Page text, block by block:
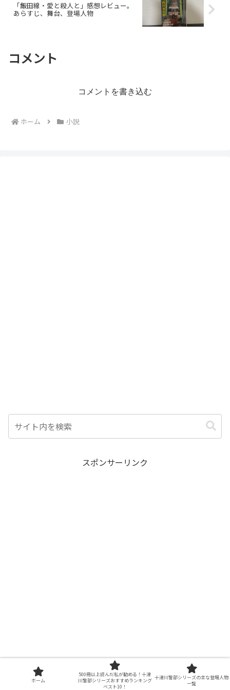
「飯田線・愛と殺人と」感想レビュー。
あらすじ、舞台、登場人物
コメント
コメントを書き込む
ホーム 小説
スポンサーリンク
プロフィール
ホーム
500冊以上読んだ私が勧める！十津
川警部シリーズおすすめランキング
ベスト10！
十津川警部シリーズの主な登場人物
一覧